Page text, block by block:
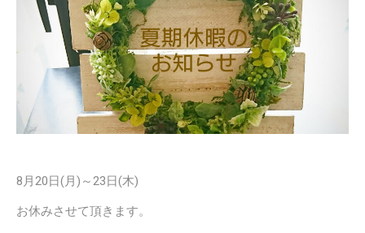
8月20日(月)～23日(木)
お休みさせて頂きます。